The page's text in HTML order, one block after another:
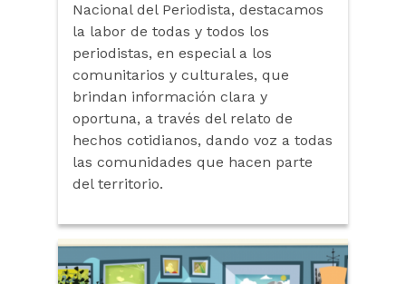
Nacional del Periodista, destacamos
la labor de todas y todos los
periodistas, en especial a los
comunitarios y culturales, que
brindan información clara y
oportuna, a través del relato de
hechos cotidianos, dando voz a todas
las comunidades que hacen parte
del territorio.